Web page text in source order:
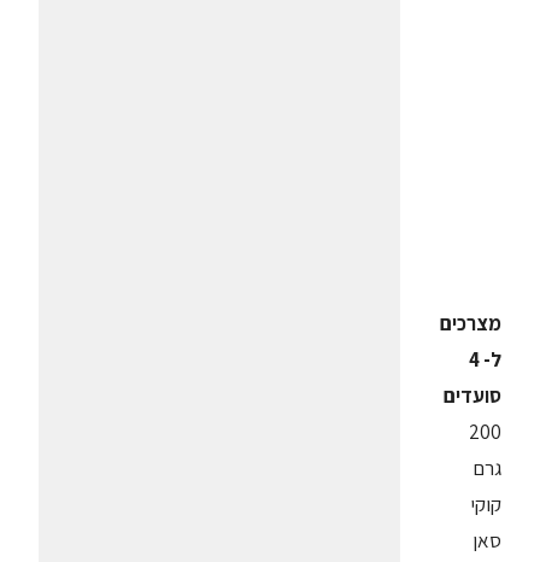
מצרכים
ל- 4
סועדים
200
גרם
קוקי
סאן